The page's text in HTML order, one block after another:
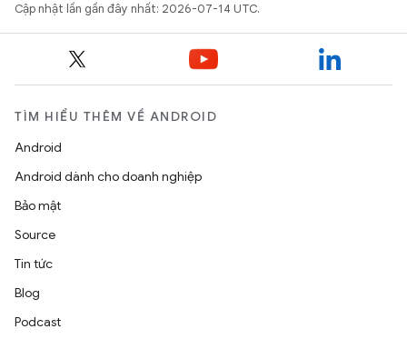
Cập nhật lần gần đây nhất: 2026-07-14 UTC.
TÌM HIỂU THÊM VỀ ANDROID
Android
Android dành cho doanh nghiệp
Bảo mật
Source
Tin tức
Blog
Podcast